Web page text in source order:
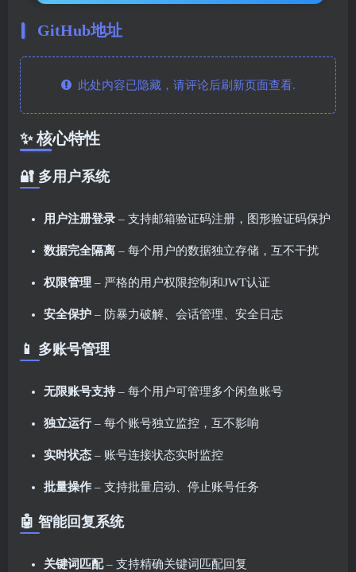
GitHub地址
此处内容已隐藏，请评论后刷新页面查看.
✨ 核心特性
🔐 多用户系统
用户注册登录 – 支持邮箱验证码注册，图形验证码保护
数据完全隔离 – 每个用户的数据独立存储，互不干扰
权限管理 – 严格的用户权限控制和JWT认证
安全保护 – 防暴力破解、会话管理、安全日志
📱 多账号管理
无限账号支持– 每个用户可管理多个闲鱼账号
独立运行– 每个账号独立监控，互不影响
实时状态 – 账号连接状态实时监控
批量操作 – 支持批量启动、停止账号任务
🤖 智能回复系统
关键词匹配– 支持精确关键词匹配回复